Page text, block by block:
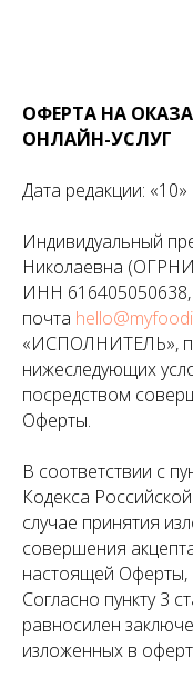
ОФЕРТА НА
ОНЛАЙН-УСЛУГ
Дата редакции:
Индивидуальный
Николаевна
ИНН 616405050638,
почта
«ИСПОЛНИТЕЛЬ»,
нижеследующих
посредством
Оферты.
В соответствии с
Кодекса
случае принятия
совершения
настоящей
Согласно пункту 3
равносилен
изложенных в